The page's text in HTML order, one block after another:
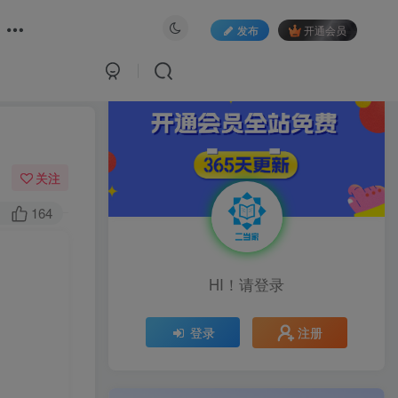
发布 开通会员
关注
164
HI！请登录
登录 注册